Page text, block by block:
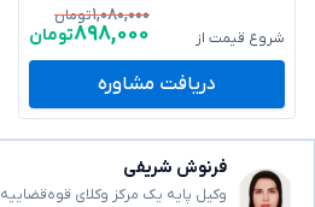
شروع قیمت از
۱,۰۸۰,۰۰۰تومان
۸۹۸,۰۰۰تومان
دریافت مشاوره
فرنوش شریفی
وکیل پایه یک مرکز وکلای قوه‌قضاییه